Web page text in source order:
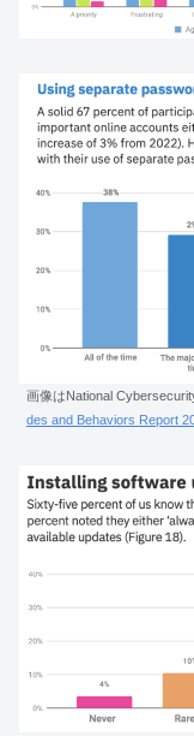
画像はNational
des and Behaviors Report